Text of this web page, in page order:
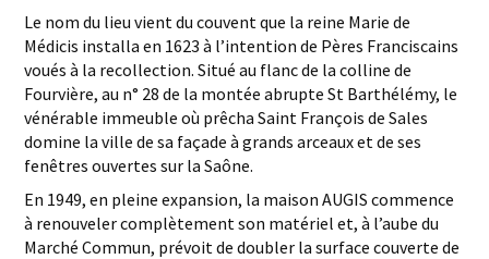
Le nom du lieu vient du couvent que la reine Marie de
Médicis installa en 1623 à l’intention de Pères Franciscains
voués à la recollection. Situé au flanc de la colline de
Fourvière, au n° 28 de la montée abrupte St Barthélémy, le
vénérable immeuble où prêcha Saint François de Sales
domine la ville de sa façade à grands arceaux et de ses
fenêtres ouvertes sur la Saône.
En 1949, en pleine expansion, la maison AUGIS commence
à renouveler complètement son matériel et, à l’aube du
Marché Commun, prévoit de doubler la surface couverte de